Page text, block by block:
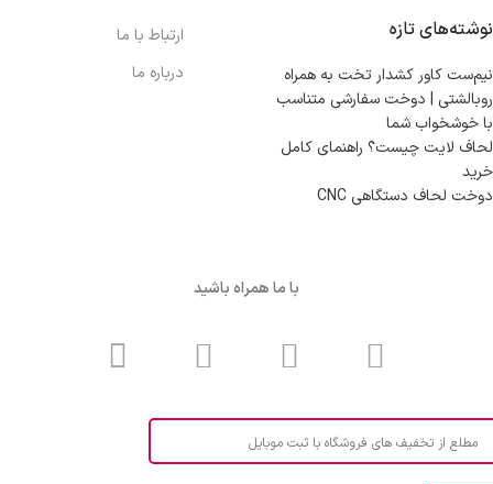
نوشته‌های تازه
نیم‌ست کاور کشدار تخت به همراه
روبالشتی | دوخت سفارشی متناسب
با خوشخواب شما
لحاف لایت چیست؟ راهنمای کامل
خرید
دوخت لحاف دستگاهی CNC
ارتباط با ما
درباره ما
با ما همراه باشید
مطلع از تخفیف های فروشگاه با ثبت موبایل